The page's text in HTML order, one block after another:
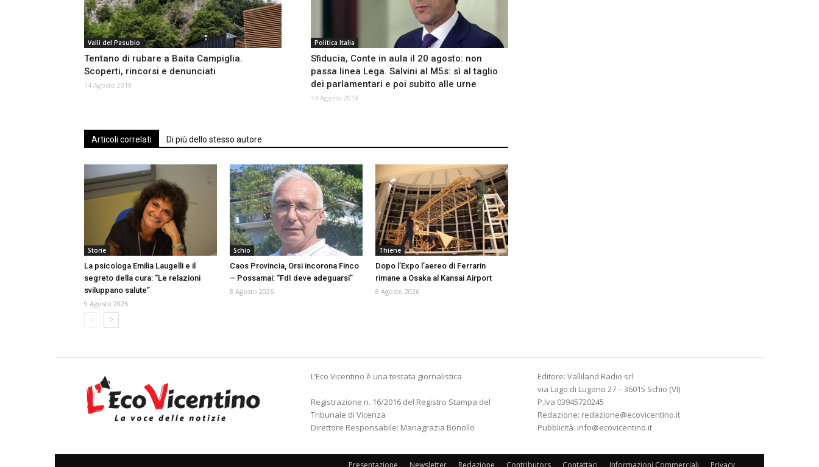
Valli del Pasubio
Tentano di rubare a Baita Campiglia.
Scoperti, rincorsi e denunciati
14 Agosto 2019
Politica Italia
Sfiducia, Conte in aula il 20 agosto: non
passa linea Lega. Salvini al M5s: sì al taglio
dei parlamentari e poi subito alle urne
14 Agosto 2019
Articoli correlati Di più dello stesso autore
Storie
La psicologa Emilia Laugelli e il
segreto della cura: “Le relazioni
sviluppano salute”
9 Agosto 2026
Schio
Caos Provincia, Orsi incorona Finco
– Possamai: “FdI deve adeguarsi”
8 Agosto 2026
Thiene
Dopo l’Expo l’aereo di Ferrarin
rimane a Osaka al Kansai Airport
8 Agosto 2026
L’Eco Vicentino è una testata giornalistica
Registrazione n. 16/2016 del Registro Stampa del
Tribunale di Vicenza
Direttore Responsabile: Mariagrazia Bonollo
Editore: Valliland Radio srl
via Lago di Lugano 27 – 36015 Schio (VI)
P.Iva 03945720245
Redazione: redazione@ecovicentino.it
Pubblicità: info@ecovicentino.it